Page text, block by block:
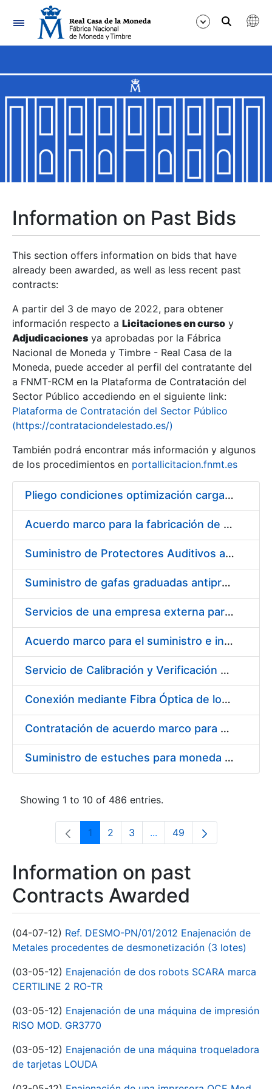
Navigation
Show/Hide
Show/Hide
Show/Hide
Show/Hide
Show/Hide
Show/Hide
Information on Past Bids
This section offers information on bids that have
already been awarded, as well as less recent past
contracts:
A partir del 3 de mayo de 2022, para obtener
información respecto a Licitaciones en curso y
Adjudicaciones ya aprobadas por la Fábrica
Nacional de Moneda y Timbre - Real Casa de la
Moneda, puede acceder al perfil del contratante del
a FNMT-RCM en la Plataforma de Contratación del
Sector Público accediendo en el siguiente link:
Plataforma de Contratación del Sector Público
(https://contrataciondelestado.es/)
También podrá encontrar más información y algunos
de los procedimientos en portallicitacion.fnmt.es
Pliego condiciones optimización cargas compras firmado
Acuerdo marco para la fabricación de piezas
Suministro de Protectores Auditivos a medida para las personas trabajadoras de los Centros de Trabajo de Madrid y Burgos
Suministro de gafas graduadas antiproyecciones para los trabajadores de la FNMT-RCM en los centros de trabajo de Madrid y Burgos
Servicios de una empresa externa para el asesoramiento y resolución de los recursos de alzada que se presentan relacionados con procesos de selección para la FNMT-RCM
Acuerdo marco para el suministro e instalación de persianas, estores y otros complementos
Servicio de Calibración y Verificación Externa de los Equipos de Medición del Servicio de Prevención de la FNMT-RCM
Conexión mediante Fibra Óptica de los Centros de Proceso de Datos (CPDs) de las sedes de la FNMT-RCM de Burgos y Madrid
Contratación de acuerdo marco para el Suministro de Material de Electricidad para la Fábrica Nacional de Moneda y Timbre-Real Casa de la Moneda en su centro de trabajo de Burgos
Suministro de estuches para moneda de 30 €
Showing 1 to 10 of 486 entries.
Page
1 Page
2 Page
3 ...Intermediate Pages Use
Page
49
Information on past
Contracts Awarded
(04-07-12) Ref. DESMO-PN/01/2012 Enajenación de
Metales procedentes de desmonetización (3 lotes)
(03-05-12) Enajenación de dos robots SCARA marca
CERTILINE 2 RO-TR
(03-05-12) Enajenación de una máquina de impresión
RISO MOD. GR3770
(03-05-12) Enajenación de una máquina troqueladora
de tarjetas LOUDA